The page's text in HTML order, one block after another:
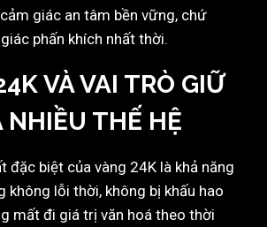
giác an tâm bền vững, chứ
phấn khích nhất thời.
VÀ VAI TRÒ GIỮ
NHIỀU THẾ HỆ
đặc biệt của vàng 24K là khả năng
không lỗi thời, không bị khấu hao
mất đi giá trị văn hoá theo thời